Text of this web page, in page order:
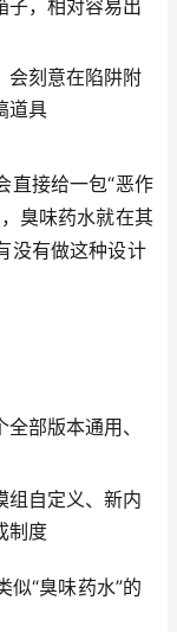
子，相对容易出
会刻意在陷阱附
道具
直接给一包“恶作
臭味药水就在其
没有做这种设计
部版本通用、
组自定义、新内
制度
似“臭味药水”的